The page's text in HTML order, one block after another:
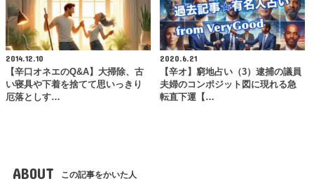
2014.12.10
【辛口オネエのQ&A】大掃除、古
い寝具や下着を捨てて思いっきり
厄落としす…
2020.6.21
【辛オ】窮地占い（3）逮捕の議員
夫婦のコンポジット図に現れる急
転直下運【…
ABOUT この記事をかいた人